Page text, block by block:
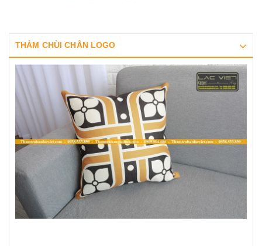
THẢM CHÙI CHÂN LOGO